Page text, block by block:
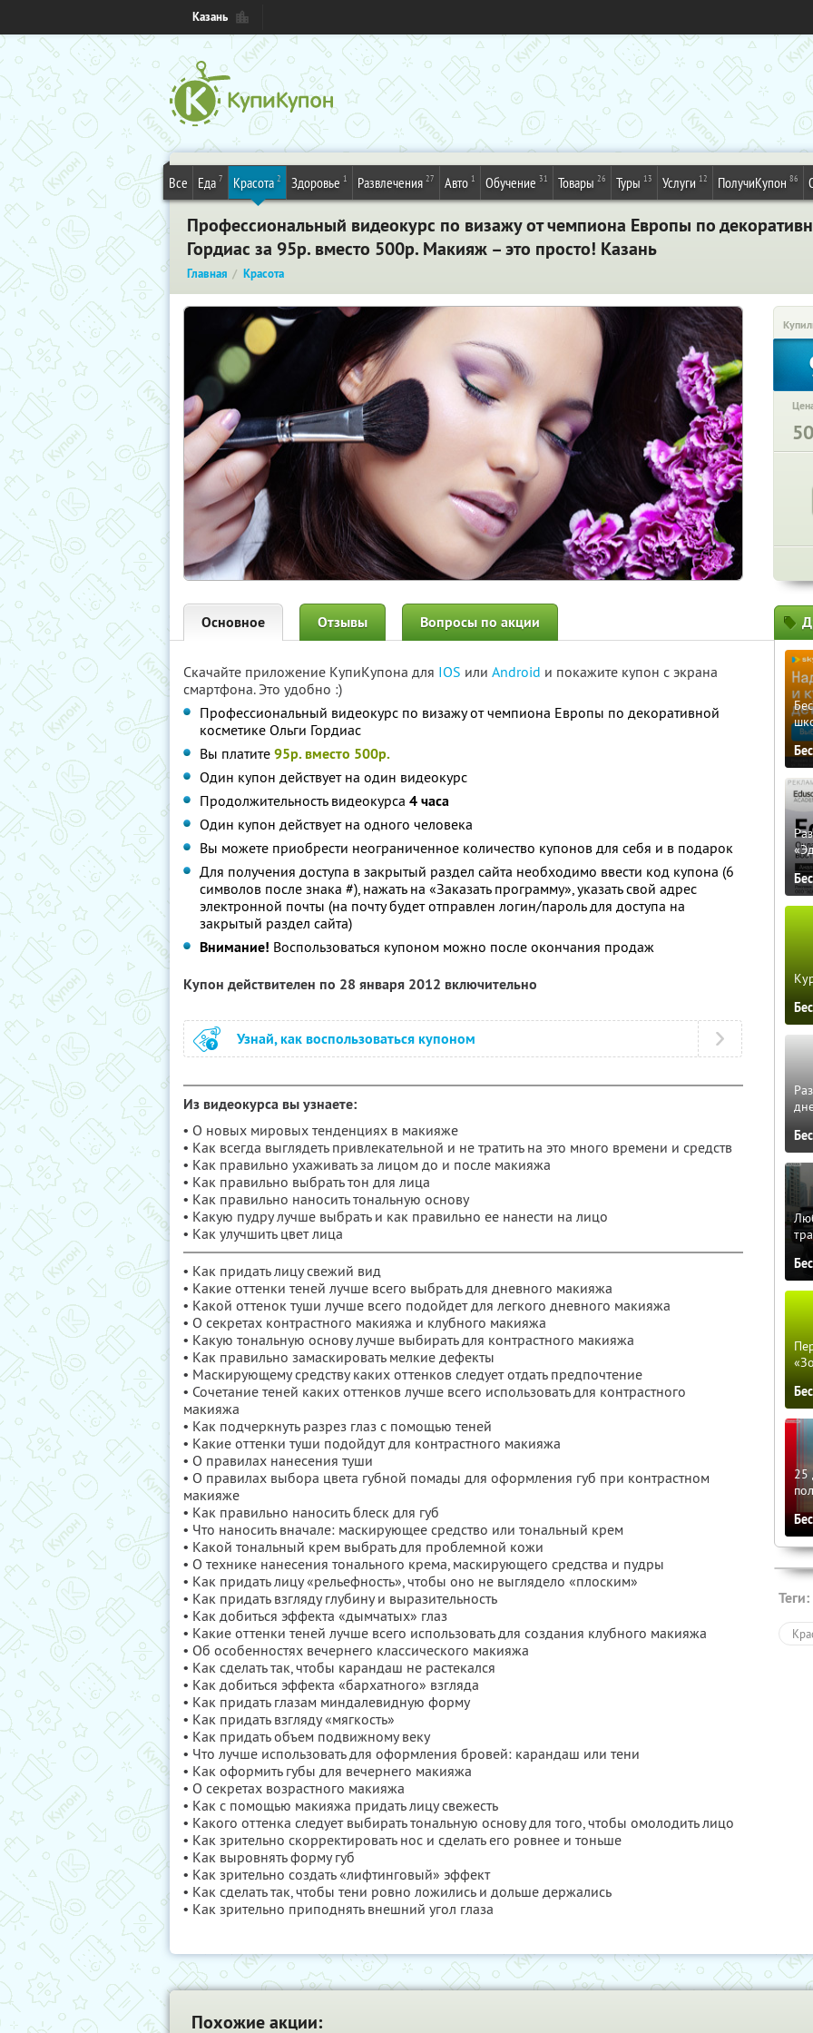
Казань
Все Еда 7 Красота 2 Здоровье 1 Развлечения 27 Авто 1 Обучение 31 Товары 26 Туры 13 Услуги 12 ПолучиКупон 86
Профессиональный видеокурс по визажу от чемпиона Европы по
Гордиас за 95р. вместо 500р. Макияж – это просто! Казань
Главная Красота
Основное Отзывы Вопросы по акции
Скачайте приложение КупиКупона для IOS или Android и покажите купон с экрана
смартфона. Это удобно :)
Профессиональный видеокурс по визажу от чемпиона Европы по декоративной
косметике Ольги Гордиас
Вы платите 95р. вместо 500р.
Один купон действует на один видеокурс
Продолжительность видеокурса 4 часа
Один купон действует на одного человека
Вы можете приобрести неограниченное количество купонов для себя и в подарок
Для получения доступа в закрытый раздел сайта необходимо ввести код купона (6
символов после знака #), нажать на «Заказать программу», указать свой адрес
электронной почты (на почту будет отправлен логин/пароль для доступа на
закрытый раздел сайта)
Внимание! Воспользоваться купоном можно после окончания продаж
Купон действителен по 28 января 2012 включительно
Узнай, как воспользоваться купоном
Из видеокурса вы узнаете:
• О новых мировых тенденциях в макияже
• Как всегда выглядеть привлекательной и не тратить на это много времени и средств
• Как правильно ухаживать за лицом до и после макияжа
• Как правильно выбрать тон для лица
• Как правильно наносить тональную основу
• Какую пудру лучше выбрать и как правильно ее нанести на лицо
• Как улучшить цвет лица
• Как придать лицу свежий вид
• Какие оттенки теней лучше всего выбрать для дневного макияжа
• Какой оттенок туши лучше всего подойдет для легкого дневного макияжа
• О секретах контрастного макияжа и клубного макияжа
• Какую тональную основу лучше выбирать для контрастного макияжа
• Как правильно замаскировать мелкие дефекты
• Маскирующему средству каких оттенков следует отдать предпочтение
• Сочетание теней каких оттенков лучше всего использовать для контрастного
макияжа
• Как подчеркнуть разрез глаз с помощью теней
• Какие оттенки туши подойдут для контрастного макияжа
• О правилах нанесения туши
• О правилах выбора цвета губной помады для оформления губ при контрастном
макияже
• Как правильно наносить блеск для губ
• Что наносить вначале: маскирующее средство или тональный крем
• Какой тональный крем выбрать для проблемной кожи
• О технике нанесения тонального крема, маскирующего средства и пудры
• Как придать лицу «рельефность», чтобы оно не выглядело «плоским»
• Как придать взгляду глубину и выразительность
• Как добиться эффекта «дымчатых» глаз
• Какие оттенки теней лучше всего использовать для создания клубного макияжа
• Об особенностях вечернего классического макияжа
• Как сделать так, чтобы карандаш не растекался
• Как добиться эффекта «бархатного» взгляда
• Как придать глазам миндалевидную форму
• Как придать взгляду «мягкость»
• Как придать объем подвижному веку
• Что лучше использовать для оформления бровей: карандаш или тени
• Как оформить губы для вечернего макияжа
• О секретах возрастного макияжа
• Как с помощью макияжа придать лицу свежесть
• Какого оттенка следует выбирать тональную основу для того, чтобы омолодить лицо
• Как зрительно скорректировать нос и сделать его ровнее и тоньше
• Как выровнять форму губ
• Как зрительно создать «лифтинговый» эффект
• Как сделать так, чтобы тени ровно ложились и дольше держались
• Как зрительно приподнять внешний угол глаза
25
Теги:
Похожие акции: